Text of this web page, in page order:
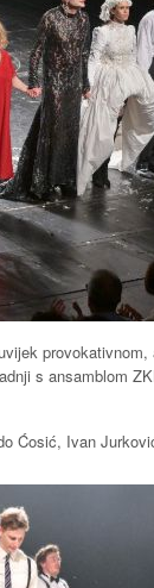
provokativnom,
s ansamblom
Ćosić, Ivan